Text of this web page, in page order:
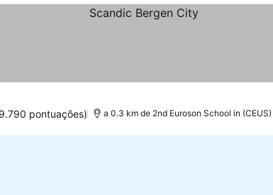
pontuações) a 0.3 km de 2nd Euroson School in (CEUS)